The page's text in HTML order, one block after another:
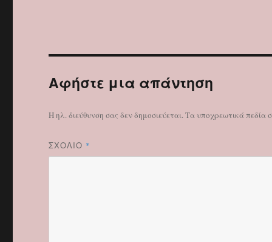
Αφήστε μια απάντηση
Η ηλ. διεύθυνση σας δεν δημοσιεύεται.Τα υποχρεωτικά πεδία
ΣΧΌΛΙΟ *